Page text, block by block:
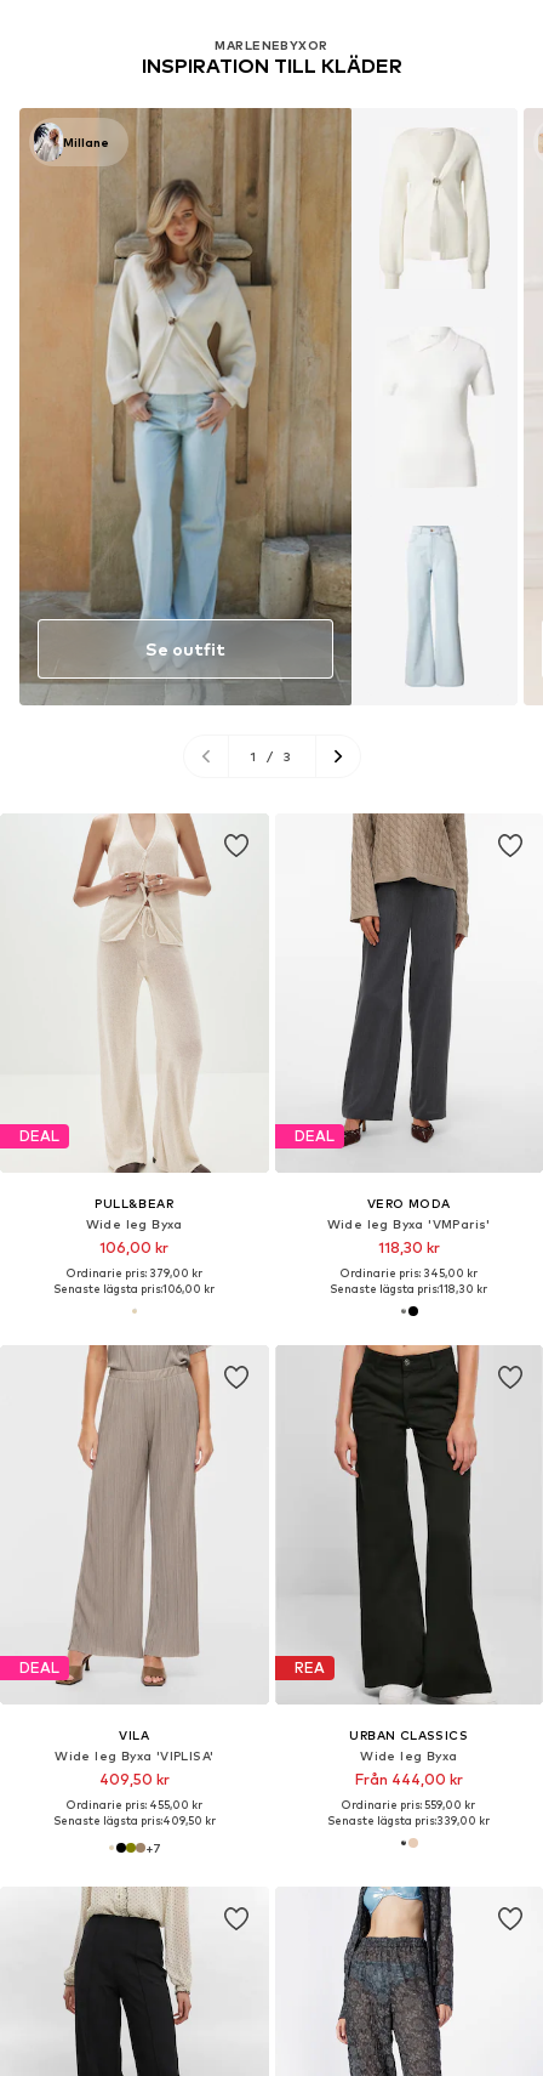
DEAL
PULL&BEAR
Wide leg Byxa
106,00 kr
Ordinarie pris: 379,00 kr
Senaste lägsta pris:106,00 kr
DEAL
VERO MODA
Wide leg Byxa 'VMParis'
118,30 kr
Ordinarie pris: 345,00 kr
Senaste lägsta pris:118,30 kr
DEAL
VILA
Wide leg Byxa 'VIPLISA'
409,50 kr
Ordinarie pris: 455,00 kr
Senaste lägsta pris:409,50 kr
+7
REA
URBAN CLASSICS
Wide leg Byxa
Från 444,00 kr
Ordinarie pris: 559,00 kr
Senaste lägsta pris:339,00 kr
MARLENEBYXOR
INSPIRATION TILL KLÄDER
Millane
Se outfit
1 / 3